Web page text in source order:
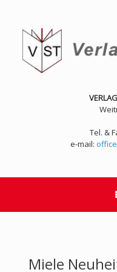
springen
Tel. &
e-mail:
Miele